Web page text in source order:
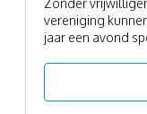
Zonder
vereniging
jaar een avond